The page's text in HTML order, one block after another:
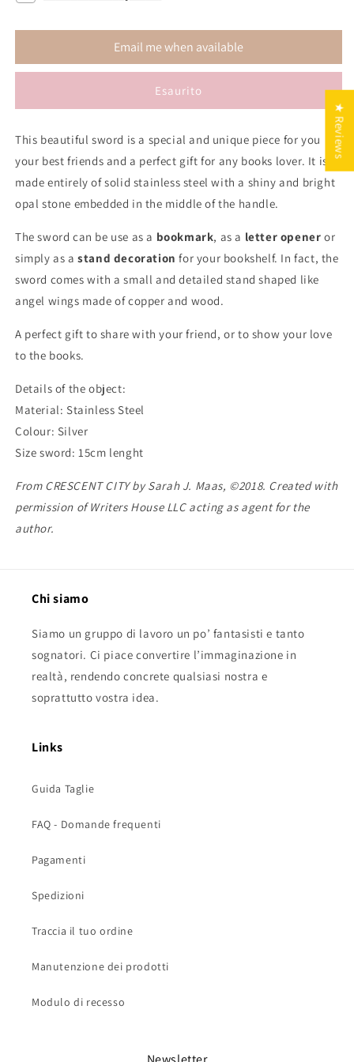
Gwydion
Letter
Gwydion
Letter
Email me when available
Esaurito
This beautiful sword is a special and unique piece for you
your best friends and a perfect gift for any books lover. It is
made entirely of solid stainless steelwith a shiny and bright
opal stone embedded in the middle of the handle.
The sword can be use as a bookmark, as a letter opener or
simply as astand decoration for your bookshelf. In fact, the
sword comes with a small and detailed stand shaped like
angel wings made of copper and wood.
A perfect gift to share with your friend, or to show your love
to the books.
Details of the object:
Material: Stainless Steel
Colour: Silver
Size sword: 15cm lenght
From CRESCENT CITY by Sarah J. Maas, ©2018. Created with
permission of Writers House LLC acting as agent for the
author.
Chi siamo
Siamo un gruppo di lavoro un po’ fantasisti e tanto
sognatori. Ci piace convertire l’immaginazione in
realtà, rendendo concrete qualsiasi nostra e
soprattutto vostra idea.
Links
Guida Taglie
FAQ - Domande frequenti
Pagamenti
Spedizioni
Traccia il tuo ordine
Manutenzione dei prodotti
Modulo di recesso
★ Reviews